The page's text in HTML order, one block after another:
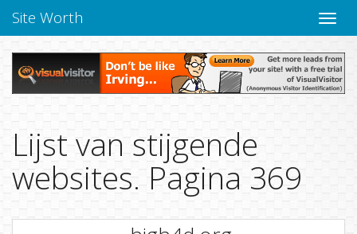
Site Worth
Lijst van stijgende
websites. Pagina 369